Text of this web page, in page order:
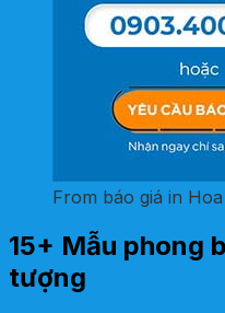
From báo giá in
15+ Mẫu phong
tượng